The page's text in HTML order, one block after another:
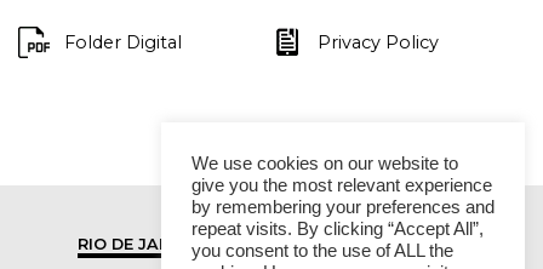
Folder Digital Privacy Policy
RIO DE JANEIRO SÃO PAULO
We use cookies on our website to
give you the most relevant experience
by remembering your preferences and
repeat visits. By clicking “Accept All”,
you consent to the use of ALL the